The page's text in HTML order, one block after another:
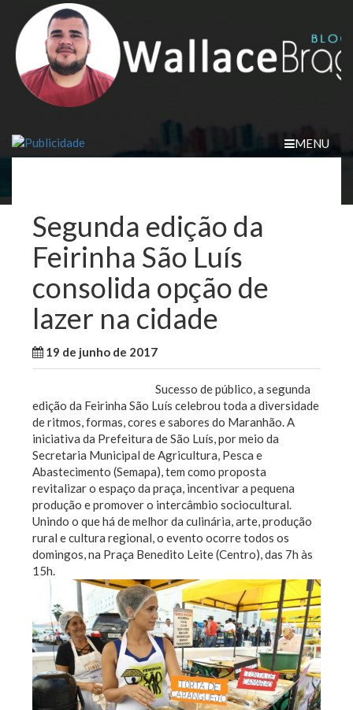
content
MENU
Segunda edição da
Feirinha São Luís
consolida opção de
lazer na cidade
19 de junho de 2017
Sucesso de público, a segunda
edição da Feirinha São Luís celebrou toda a diversidade
de ritmos, formas, cores e sabores do Maranhão. A
iniciativa da Prefeitura de São Luís, por meio da
Secretaria Municipal de Agricultura, Pesca e
Abastecimento (Semapa), tem como proposta
revitalizar o espaço da praça, incentivar a pequena
produção e promover o intercâmbio sociocultural.
Unindo o que há de melhor da culinária, arte, produção
rural e cultura regional, o evento ocorre todos os
domingos, na Praça Benedito Leite (Centro), das 7h às
15h.